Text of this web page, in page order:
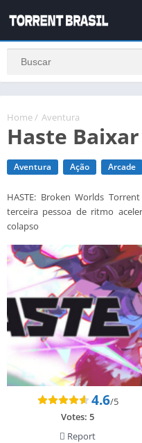
Home / Aventura
Haste
Aventura Ação Arcade
HASTE: Broken Worlds
terceira pessoa de ritmo
colapso
4.6/5
Votes: 5
Report